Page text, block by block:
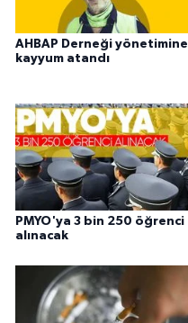
AHBAP Derneği yönetimine
kayyum atandı
PMYO'ya 3 bin 250 öğrenci
alınacak